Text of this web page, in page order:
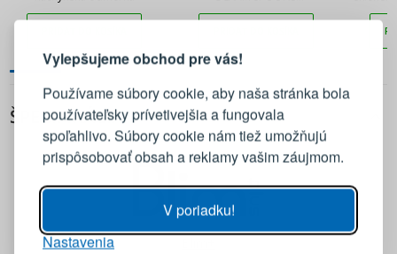
Vylepšujeme obchod pre vás!
Používame súbory cookie, aby naša stránka bola
používateľsky prívetivejšia a fungovala
spoľahlivo. Súbory cookie nám tiež umožňujú
prispôsobovať obsah a reklamy vašim záujmom.
V poriadku!
Nastavenia
ŠPECIFIKÁCIA
PRIHLÁSENIE REGISTRÁCIA
Prihláste sa k svojmu účtu
PRIHLÁSIŤ SA